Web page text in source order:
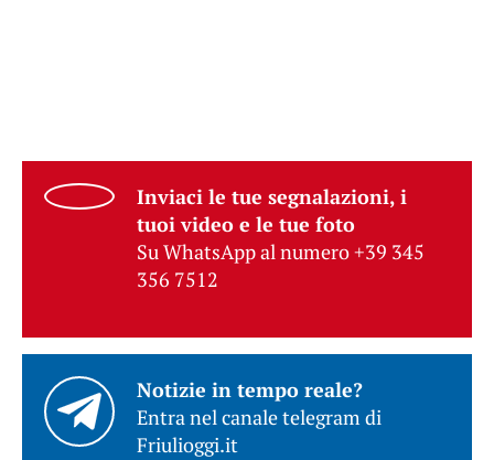
Inviaci le tue segnalazioni, i
tuoi video e le tue foto
Su WhatsApp al numero +39 345
356 7512
Notizie in tempo reale?
Entra nel canale telegram di
Friulioggi.it